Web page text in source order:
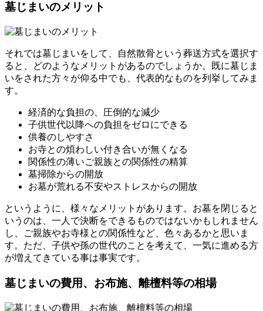
墓じまいのメリット
それでは墓じまいをして、自然散骨という葬送方式を選択す
ると、どのようなメリットがあるのでしょうか。既に墓じま
いをされた方々が仰る中でも、代表的なものを列挙してみま
す。
経済的な負担の、圧倒的な減少
子供世代以降への負担をゼロにできる
供養のしやすさ
お寺との煩わしい付き合いが無くなる
関係性の薄いご親族との関係性の精算
墓掃除からの開放
お墓が荒れる不安やストレスからの開放
というように、様々なメリットがあります。お墓を閉じると
いうのは、一人で決断をできるものではないかもしれません
し、ご親族やお寺様との関係性など、色々あるかと思いま
す。ただ、子供や孫の世代のことを考えて、一気に進める方
が増えてきている事は事実です。
墓じまいの費用、お布施、離檀料等の相場